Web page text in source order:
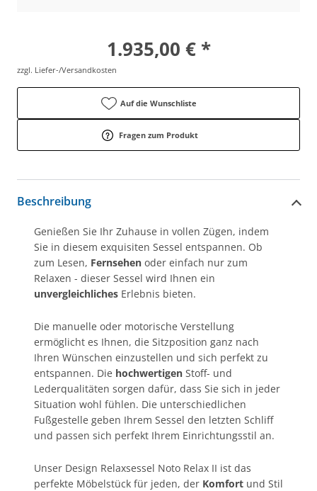
1.935,00 € *
zzgl. Liefer-/Versandkosten
Auf die Wunschliste
Fragen zum Produkt
Beschreibung
Genießen Sie Ihr Zuhause in vollen Zügen, indem
Sie in diesem exquisiten Sessel entspannen. Ob
zum Lesen, Fernsehen oder einfach nur zum
Relaxen - dieser Sessel wird Ihnen ein
unvergleichliches Erlebnis bieten.
Die manuelle oder motorische Verstellung
ermöglicht es Ihnen, die Sitzposition ganz nach
Ihren Wünschen einzustellen und sich perfekt zu
entspannen. Die hochwertigen Stoff- und
Lederqualitäten sorgen dafür, dass Sie sich in jeder
Situation wohl fühlen. Die unterschiedlichen
Fußgestelle geben Ihrem Sessel den letzten Schliff
und passen sich perfekt Ihrem Einrichtungsstil an.
Unser Design Relaxsessel Noto Relax II ist das
perfekte Möbelstück für jeden, der Komfort und Stil